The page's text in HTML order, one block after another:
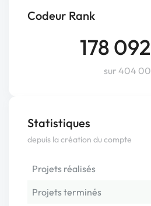
Codeur Rank
178 092
sur 404
Statistiques
depuis la création du compte
Projets réalisés
Projets terminés